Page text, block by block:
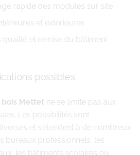
rapide des modules sur site
et extérieures
qualité et remise du bâtiment
possibles
Mettet ne se limite pas aux
Les possibilités sont
et s’étendent à de nombreux
bureaux professionnels, les
les bâtiments scolaires ou